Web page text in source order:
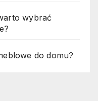
wybrać
do domu?